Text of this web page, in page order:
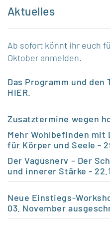
Aktuelles
Ab sofort könnt ihr euch
Oktober anmelden.
Das Programm und
HIER
Zusatztermine wegen
Mehr Wohlbefinden mit
für Körper und Seele -
Der Vagusnerv – Der
und innerer Stärke -
Neue Einstiegs-
03. November